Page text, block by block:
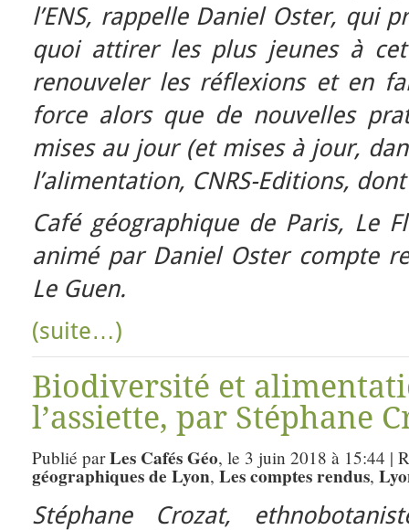
l’ENS, rappelle Daniel Oster, qui
quoi attirer les plus jeunes à
renouveler les réflexions et en
force alors que de nouvelles
mises au jour (et mises à jour,
l’alimentation, CNRS-Editions,
Café géographique de Paris, Le
animé par Daniel Oster compte
Le Guen.
(suite…)
Biodiversité et
l’assiette, par Stéphane
Publié parLes Cafés Géo, le 3 juin 2018 à 15:44 |
géographiques de Lyon, Les comptes rendus,
Stéphane Crozat,